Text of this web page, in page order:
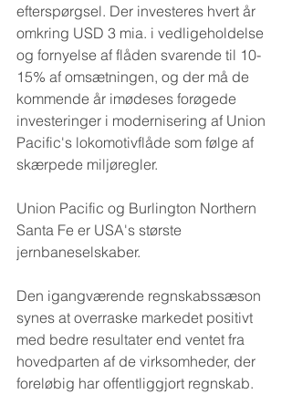
efterspørgsel. Der investeres hvert år
omkring USD 3 mia. i vedligeholdelse
og fornyelse af flåden svarende til 10-
15% af omsætningen, og der må de
kommende år imødeses forøgede
investeringer i modernisering af Union
Pacific's lokomotivflåde som følge af
skærpede miljøregler.
Union Pacific og Burlington Northern
Santa Fe er USA's største
jernbaneselskaber.
Den igangværende regnskabssæson
synes at overraske markedet positivt
med bedre resultater end ventet fra
hovedparten af de virksomheder, der
foreløbig har offentliggjort regnskab.